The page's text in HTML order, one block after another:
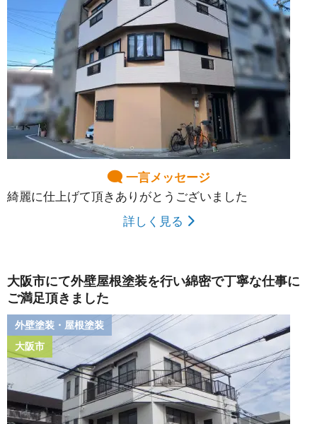
一言メッセージ
綺麗に仕上げて頂きありがとうございました
詳しく見る
大阪市にて外壁屋根塗装を行い綿密で丁寧な仕事に
ご満足頂きました
外壁塗装・屋根塗装
大阪市